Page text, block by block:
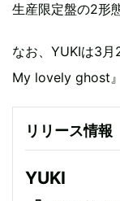
生産限定盤の2形
なお、YUKIは3
My lovely ghost
リリース情報
YUKI